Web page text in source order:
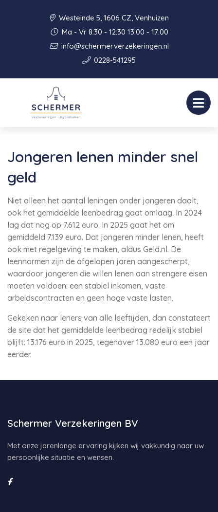
Westeinde 5, 1606 CZ, Venhuizen
Ma - Vr 8:30 - 12:30 13:00 - 17:00
info@schermerverzekeringen.nl
0228-541295
Jongeren lenen minder snel
geld
Niet alleen het aantal leningen onder jongeren daalt,
ook het gemiddelde leenbedrag gaat omlaag. In 2024
lag dat nog op 7.612 euro. In 2025 gaat het om
gemiddeld 7.139 euro. Dat jongeren minder lenen, heeft
ook met regelgeving te maken, aldus Geld.nl. De
leennormen zijn de afgelopen jaren aangescherpt,
waardoor jongeren die willen lenen aan strengere eisen
moeten voldoen: een stabiel inkomen, vaste
arbeidscontracten en geen hoge vaste lasten.
Gekeken naar leners van alle leeftijden, dan constateert
de site dat het gemiddelde leenbedrag redelijk stabiel
blijft: 13.176 euro in 2025, tegenover 13.080 euro een jaar
eerder.
Schermer Verzekeringen BV
Met onze jarenlange ervaring kijken wij vakkundig naar uw
persoonlijke situatie en wensen.